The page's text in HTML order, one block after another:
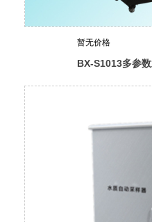
暂无价格
BX-S1013多参